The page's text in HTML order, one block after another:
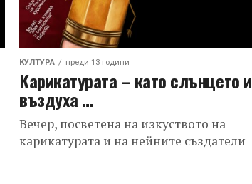
КУЛТУРА преди 13 години
Карикатурата – като слънцето и
въздуха …
Вечер, посветена на изкуството на
карикатурата и на нейните създатели